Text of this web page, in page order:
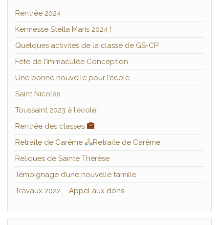
Rentrée 2024
Kermesse Stella Maris 2024 !
Quelques activités de la classe de GS-CP
Fête de l’Immaculée Conception
Une bonne nouvelle pour l’école
Saint Nicolas
Toussaint 2023 à l’école !
Rentrée des classes
Retraite de Carême
Retraite de Carême
Reliques de Sainte Thérèse
Témoignage d’une nouvelle famille
Travaux 2022 – Appel aux dons